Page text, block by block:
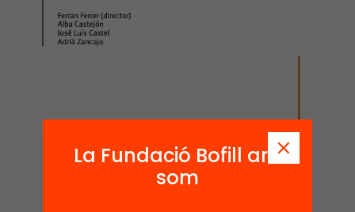
La Fundació Bofill ara
som